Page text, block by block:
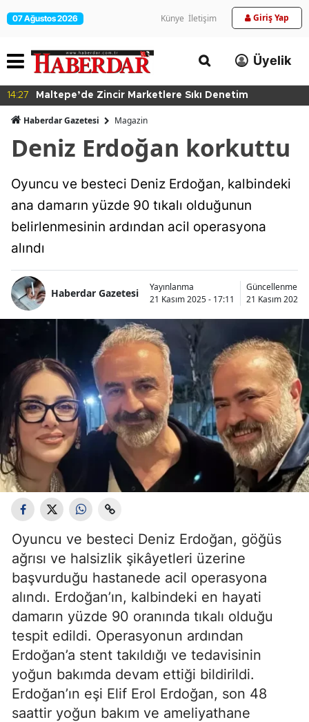
07 Ağustos 2026 Künye İletişim Giriş Yap
Üyelik
14:27 Maltepe’de Zincir Marketlere Sıkı Denetim
Haberdar Gazetesi Magazin
Deniz Erdoğan korkuttu
Oyuncu ve besteci Deniz Erdoğan, kalbindeki
ana damarın yüzde 90 tıkalı olduğunun
belirlenmesinin ardından acil operasyona
alındı
Haberdar Gazetesi
Yayınlanma
21 Kasım 2025 - 17:11
Güncellenme
21 Kasım 2025
Oyuncu ve besteci Deniz Erdoğan, göğüs
ağrısı ve halsizlik şikâyetleri üzerine
başvurduğu hastanede acil operasyona
alındı. Erdoğan’ın, kalbindeki en hayati
damarın yüzde 90 oranında tıkalı olduğu
tespit edildi. Operasyonun ardından
Erdoğan’a stent takıldığı ve tedavisinin
yoğun bakımda devam ettiği bildirildi.
Erdoğan’ın eşi Elif Erol Erdoğan, son 48
saattir yoğun bakım ve ameliyathane